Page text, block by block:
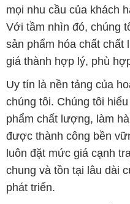
mọi nhu cầu của khách
Với tầm nhìn đó, chúng
sản phẩm hóa chất chất
giá thành hợp lý, phù
Uy tín là nền tảng của
chúng tôi. Chúng tôi
phẩm chất lượng, làm
được thành công bền
luôn đặt mức giá cạnh
chung và tồn tại lâu dài
phát triển.